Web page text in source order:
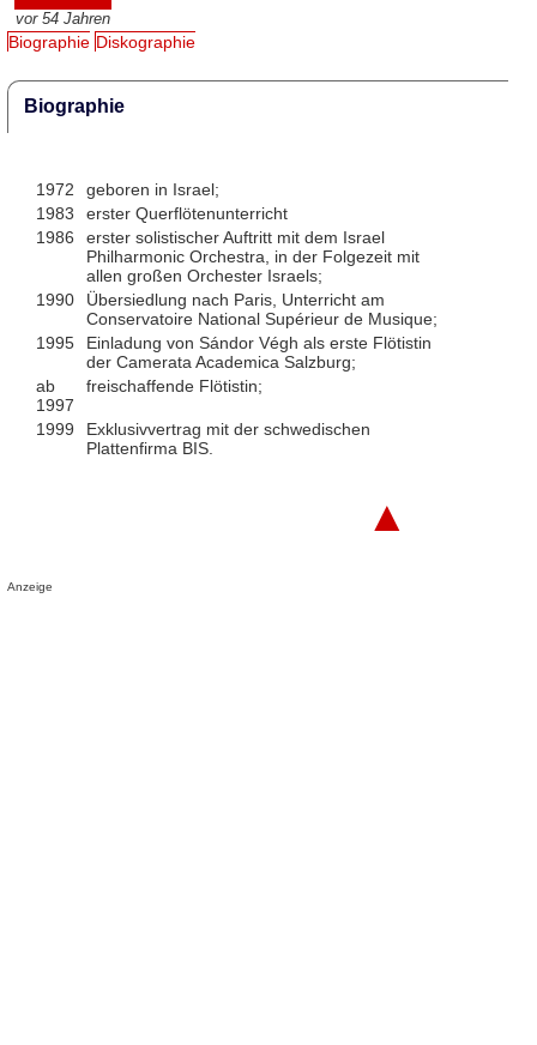
vor 54 Jahren
Biographie Diskographie
Biographie
1972
geboren in Israel;
1983
erster Querflötenunterricht
1986
erster solistischer Auftritt mit dem Israel
Philharmonic Orchestra, in der Folgezeit mit
allen großen Orchester Israels;
1990
Übersiedlung nach Paris, Unterricht am
Conservatoire National Supérieur de Musique;
1995
Einladung von Sándor Végh als erste Flötistin
der Camerata Academica Salzburg;
ab
1997
freischaffende Flötistin;
1999
Exklusivvertrag mit der schwedischen
Plattenfirma BIS.
▲
Anzeige